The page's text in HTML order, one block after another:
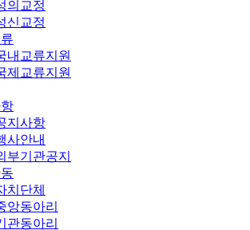
의교정
신교정
내교류지원
제교류지원
지사항
사안내
부기관공지
치단체
앙동아리
관동아리